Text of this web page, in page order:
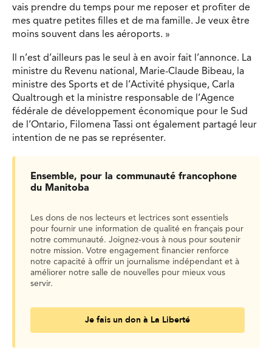
vais prendre du temps pour me reposer et profiter de
mes quatre petites filles et de ma famille. Je veux être
moins souvent dans les aéroports. »
Il n’est d’ailleurs pas le seul à en avoir fait l’annonce. La
ministre du Revenu national, Marie-Claude Bibeau, la
ministre des Sports et de l’Activité physique, Carla
Qualtrough et la ministre responsable de l’Agence
fédérale de développement économique pour le Sud
de l’Ontario, Filomena Tassi ont également partagé leur
intention de ne pas se représenter.
Ensemble, pour la communauté francophone
du Manitoba
Les dons de nos lecteurs et lectrices sont essentiels
pour fournir une information de qualité en français pour
notre communauté. Joignez-vous à nous pour soutenir
notre mission. Votre engagement financier renforce
notre capacité à offrir un journalisme indépendant et à
améliorer notre salle de nouvelles pour mieux vous
servir.
Je fais un don à La Liberté